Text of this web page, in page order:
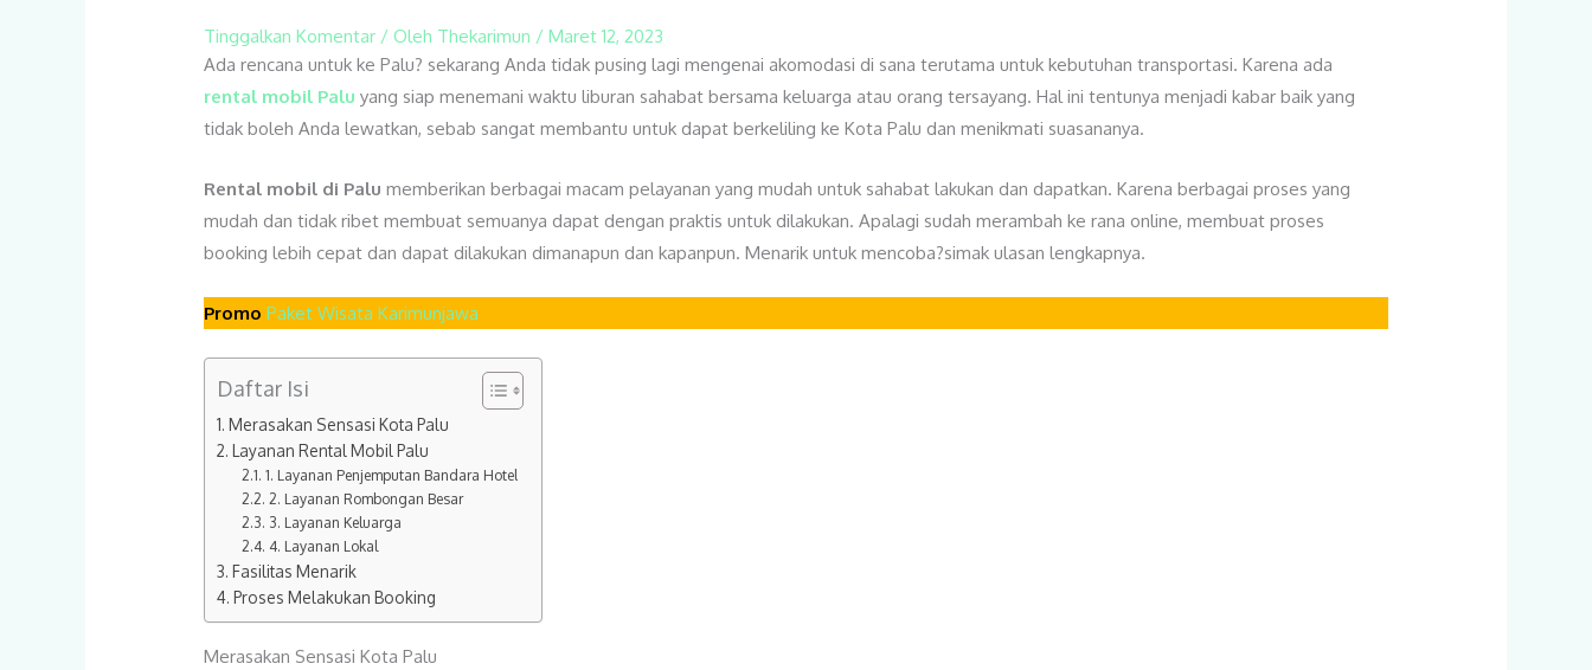
Tinggalkan Komentar / Oleh Thekarimun /Maret 12, 2023
Ada rencana untuk ke Palu? sekarang Anda tidak pusing lagi mengenai akomodasi di sana terutama untuk kebutuhan transportasi. Karena ada
rental mobil Palu yang siap menemani waktu liburan sahabat bersama keluarga atau orang tersayang. Hal ini tentunya menjadi kabar baik yang
tidak boleh Anda lewatkan, sebab sangat membantu untuk dapat berkeliling ke Kota Palu dan menikmati suasananya.
Rental mobil di Palu memberikan berbagai macam pelayanan yang mudah untuk sahabat lakukan dan dapatkan. Karena berbagai proses yang
mudah dan tidak ribet membuat semuanya dapat dengan praktis untuk dilakukan. Apalagi sudah merambah ke rana online, membuat proses
booking lebih cepat dan dapat dilakukan dimanapun dan kapanpun. Menarik untuk mencoba?simak ulasan lengkapnya.
PromoPaket Wisata Karimunjawa
Daftar Isi
Merasakan Sensasi Kota Palu
Layanan Rental Mobil Palu
1. Layanan Penjemputan Bandara Hotel
2. Layanan Rombongan Besar
3. Layanan Keluarga
4. Layanan Lokal
Fasilitas Menarik
Proses Melakukan Booking
Merasakan Sensasi Kota Palu